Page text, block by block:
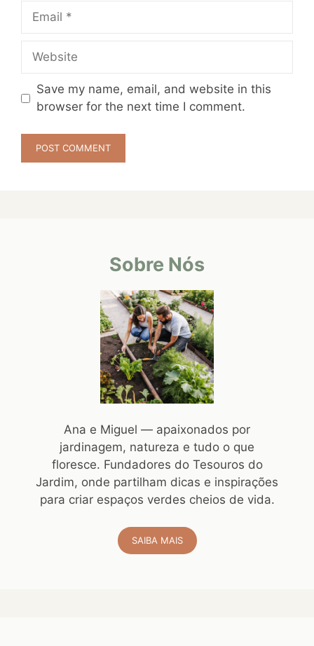
Email
Website
Save my name, email, and website in this
browser for the next time I comment.
Sobre Nós
Ana e Miguel — apaixonados por
jardinagem, natureza e tudo o que
floresce. Fundadores do Tesouros do
Jardim, onde partilham dicas e inspirações
para criar espaços verdes cheios de vida.
SAIBA MAIS